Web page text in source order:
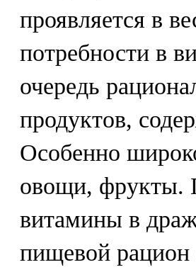
проявляется в
потребности в
очередь
продуктов,
Особенно
овощи, фрукты.
витамины в
пищевой рацион